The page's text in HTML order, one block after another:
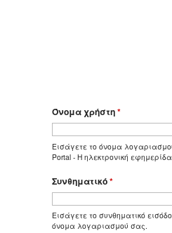
Όνομα χρήστη*
Εισάγετε το όνομα
Portal - Η ηλεκτρονική
Συνθηματικό*
Εισάγετε το συνθηματικό
όνομα λογαριασμού σας.